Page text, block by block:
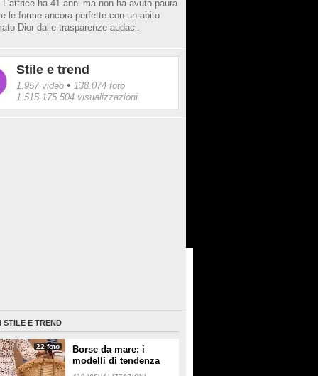
L'attrice ha 41 anni ma non ha avuto paura
le forme ancora perfette con un abito
Dior dalle trasparenze audaci.
Stile e trend
1.957 video • 138.074 foto
1.515.175.504 visualizzazioni
STILE E TREND
22 foto
Borse da mare: i
modelli di tendenza
per l'estate 2026